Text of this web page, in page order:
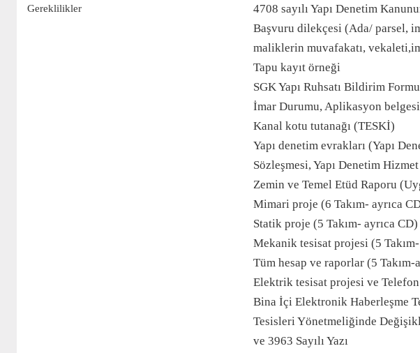
Gereklilikler
4708 sayılı Yapı Denetim
Başvuru dilekçesi (Ada/ parsel,
maliklerin muvafakatı,
Tapu kayıt örneği
SGK Yapı Ruhsatı Bildirim
İmar Durumu, Aplikasyon
Kanal kotu tutanağı (TESKİ)
Yapı denetim evrakları (Yapı
Sözleşmesi, Yapı Denetim
Zemin ve Temel Etüd Raporu
Mimari proje (6 Takım- ayrıca
Statik proje (5 Takım- ayrıca CD)
Mekanik tesisat projesi (5
Tüm hesap ve raporlar (5 Takım-
Elektrik tesisat projesi ve Telefon
Bina İçi Elektronik Haberleşme
Tesisleri Yönetmeliğinde
ve 3963 Sayılı Yazı